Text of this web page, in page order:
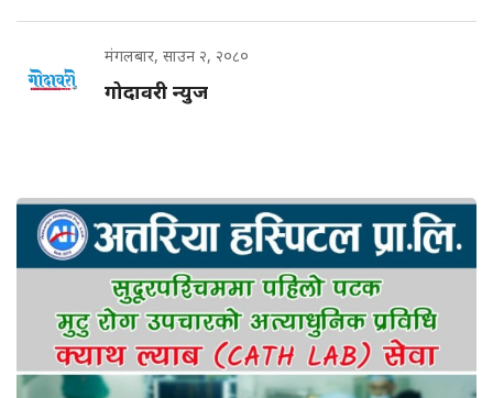
मंगलबार, साउन २, २०८०
गोदावरी न्युज